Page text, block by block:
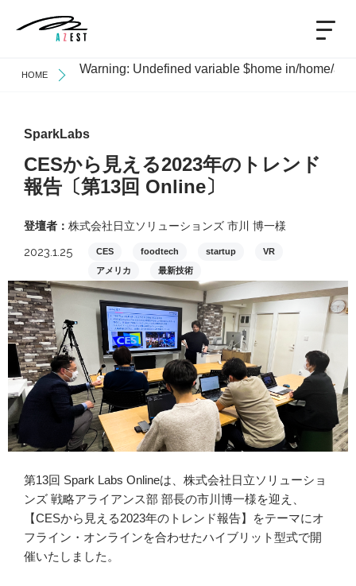
HOME Warning: Undefined variable $home in/home/
SparkLabs
CESから見える2023年のトレンド
報告〔第13回 Online〕
登壇者： 株式会社日立ソリューションズ 市川 博一様
2023.1.25 CES foodtech startup
VR
アメリカ
最新技術
第13回 Spark Labs Onlineは、株式会社日立ソリューショ
ンズ 戦略アライアンス部 部長の市川博一様を迎え、
【CESから見える2023年のトレンド報告】をテーマにオ
フライン・オンラインを合わせたハイブリット型式で開
催いたしました。